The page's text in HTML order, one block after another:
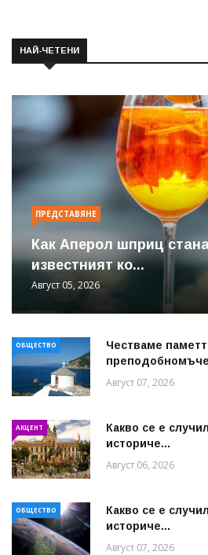
НАЙ-ЧЕТЕНИ
ПРЕДСТАВЯНЕ
Как Аперол шприц
известният ко...
Август 05, 2026
ОБЩЕСТВО
Честваме
Август 07, 2026
АКЦЕНТ
Какво се е
историче...
Август 06, 2026
ОБЩЕСТВО
Какво се е
историче...
Август 07, 2026